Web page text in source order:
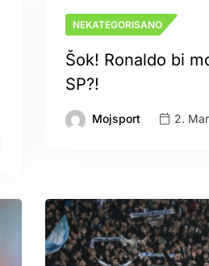
NEKATEGORISANO
Šok! Ronaldo bi
SP?!
Mojsport 2.